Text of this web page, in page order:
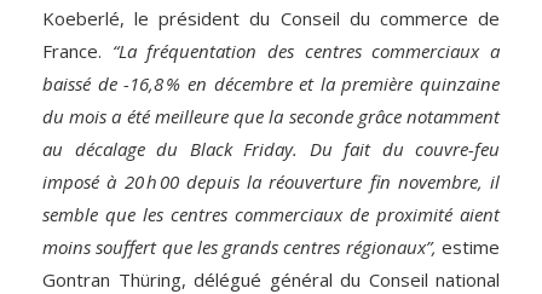
Koeberlé, le président du Conseil du commerce de
France. “La fréquentation des centres commerciaux a
baissé de -16,8 % en décembre et la première quinzaine
du mois a été meilleure que la seconde grâce notamment
au décalage du Black Friday. Du fait du couvre-feu
imposé à 20 h 00 depuis la réouverture fin novembre, il
semble que les centres commerciaux de proximité aient
moins souffert que les grands centres régionaux”, estime
Gontran Thüring, délégué général du Conseil national